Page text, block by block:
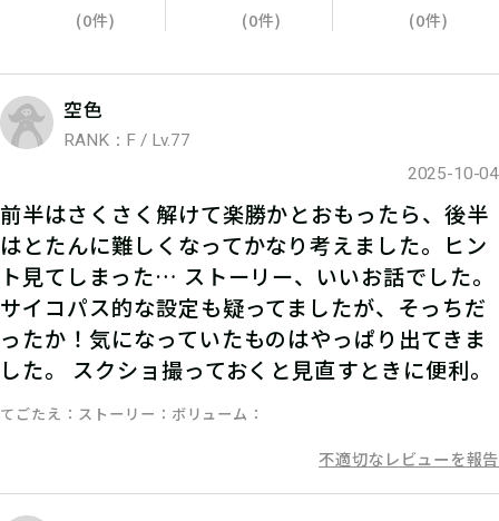
05 2.参加表明をする
報酬をGETしよう！
063.謎を解く
ストーリーを読んで謎を解こう！ひと
りでチャレンジするもよし、お友達や
家族と協力するのもよし！
074.答えを入力する
(0件) (0件) (0件)
空色
RANK：F / Lv.77
2025-10-04
前半はさくさく解けて楽勝かとおもったら、後半
はとたんに難しくなってかなり考えました。ヒン
ト見てしまった… ストーリー、いいお話でした。
サイコパス的な設定も疑ってましたが、そっちだ
ったか！気になっていたものはやっぱり出てきま
した。 スクショ撮っておくと見直すときに便利。
てごたえ ストーリー ボリューム
不適切なレビューを報告